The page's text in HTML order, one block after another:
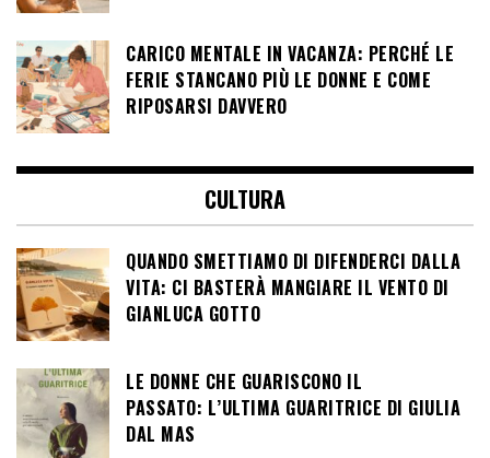
CARICO MENTALE IN VACANZA: PERCHÉ LE
FERIE STANCANO PIÙ LE DONNE E COME
RIPOSARSI DAVVERO
CULTURA
QUANDO SMETTIAMO DI DIFENDERCI DALLA
VITA: CI BASTERÀ MANGIARE IL VENTO DI
GIANLUCA GOTTO
LE DONNE CHE GUARISCONO IL
PASSATO: L’ULTIMA GUARITRICE DI GIULIA
DAL MAS